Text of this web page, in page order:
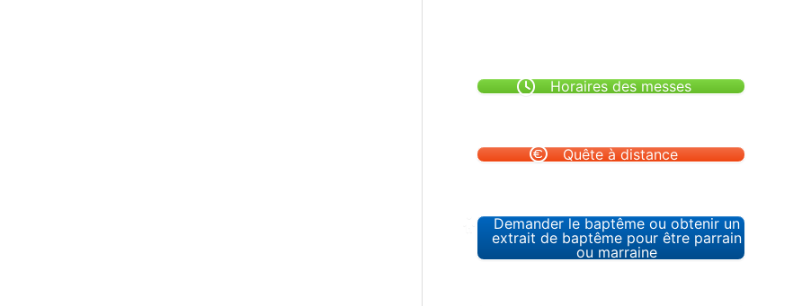
Horaires des messes
Quête à distance
Demander le baptême ou obtenir un
extrait de baptême pour être parrain
ou marraine